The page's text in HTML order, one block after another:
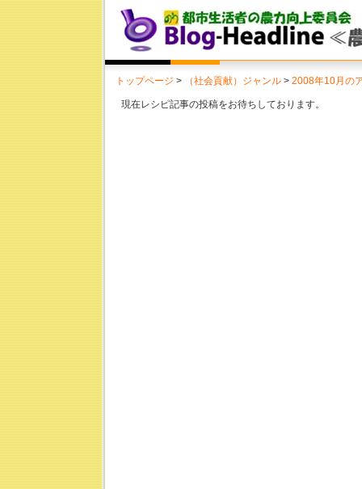
トップページ > （社会貢献）ジャンル > 2008年10月の
現在レシピ記事の投稿をお待ちしております。